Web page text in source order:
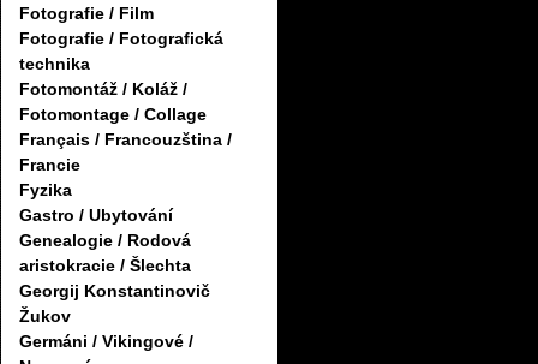
Fotografie / Film
Fotografie / Fotografická
technika
Fotomontáž / Koláž /
Fotomontage / Collage
Français / Francouzština /
Francie
Fyzika
Gastro / Ubytování
Genealogie / Rodová
aristokracie / Šlechta
Georgij Konstantinovič
Žukov
Germáni / Vikingové /